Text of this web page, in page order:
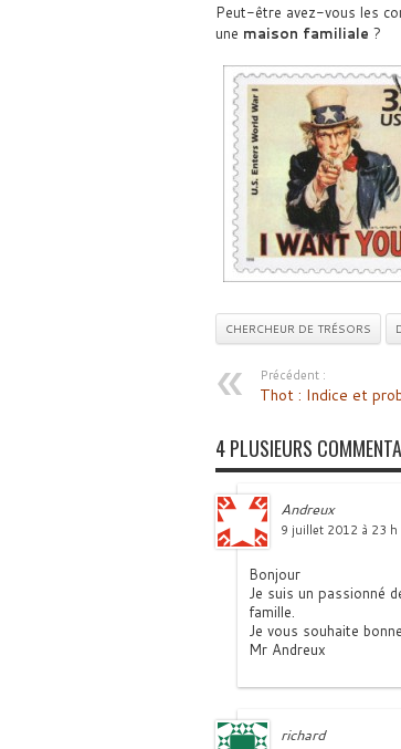
Peut-être avez-vous les
une maison familiale ?
CHERCHEUR DE TRÉSORS
Précédent :
Thot : Indice et
4 PLUSIEURS
Andreux
9 juillet 2012 à 23 h
Bonjour
Je suis un passionné
famille.
Je vous souhaite
Mr Andreux
richard